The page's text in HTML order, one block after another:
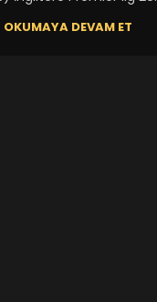
OKUMAYA DEVAM ET